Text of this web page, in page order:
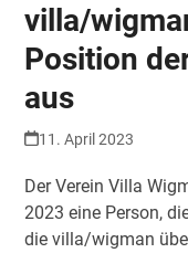
villa/
Position
aus
11. April 2023
Der Verein Villa
2023 eine Person,
die villa/wigman